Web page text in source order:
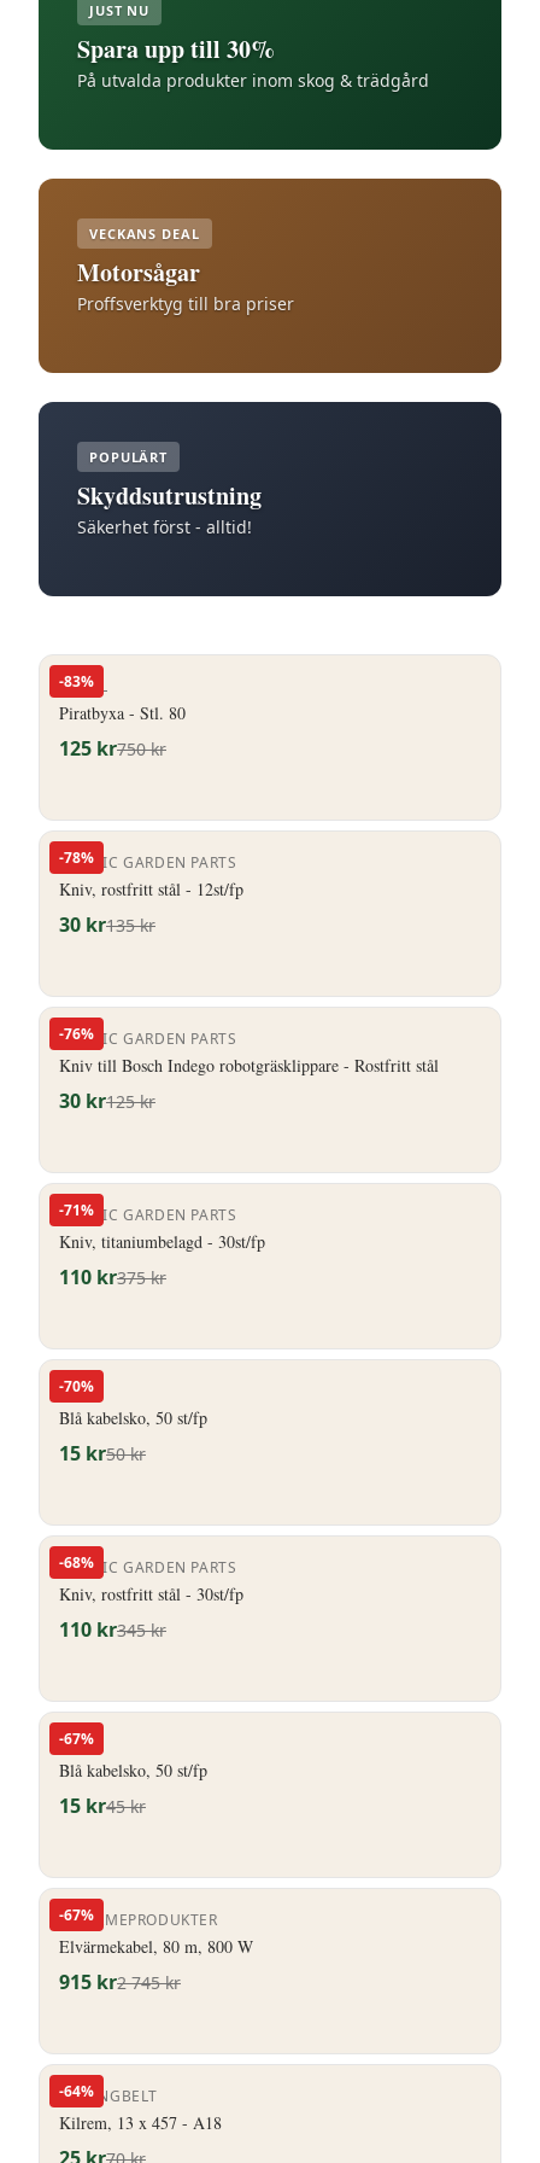
JUST NU
Spara upp till 30%
På utvalda produkter inom skog & trädgård
VECKANS DEAL
Motorsågar
Proffsverktyg till bra priser
POPULÄRT
Skyddsutrustning
Säkerhet först - alltid!
-83%
ENGEL
Piratbyxa - Stl. 80
125 kr750kr
-78%
NORDIC GARDEN PARTS
Kniv, rostfritt stål - 12st/fp
30 kr135kr
-76%
NORDIC GARDEN PARTS
Kniv till Bosch Indego robotgräsklippare - Rostfritt stål
30 kr125kr
-71%
NORDIC GARDEN PARTS
Kniv, titaniumbelagd - 30st/fp
110 kr375kr
-70%
HERO
Blå kabelsko, 50 st/fp
15 kr50kr
-68%
NORDIC GARDEN PARTS
Kniv, rostfritt stål - 30st/fp
110 kr345kr
-67%
HERO
Blå kabelsko, 50 st/fp
15 kr45kr
-67%
ELVÄRMEPRODUKTER
Elvärmekabel, 80 m, 800 W
915 kr2 745kr
-64%
STRONGBELT
Kilrem, 13 x 457 - A18